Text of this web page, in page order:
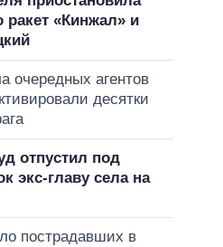
ракет «Кинжал» и
очередных агентов
десятки
отпустил под
экс-главу села на
пострадавших в